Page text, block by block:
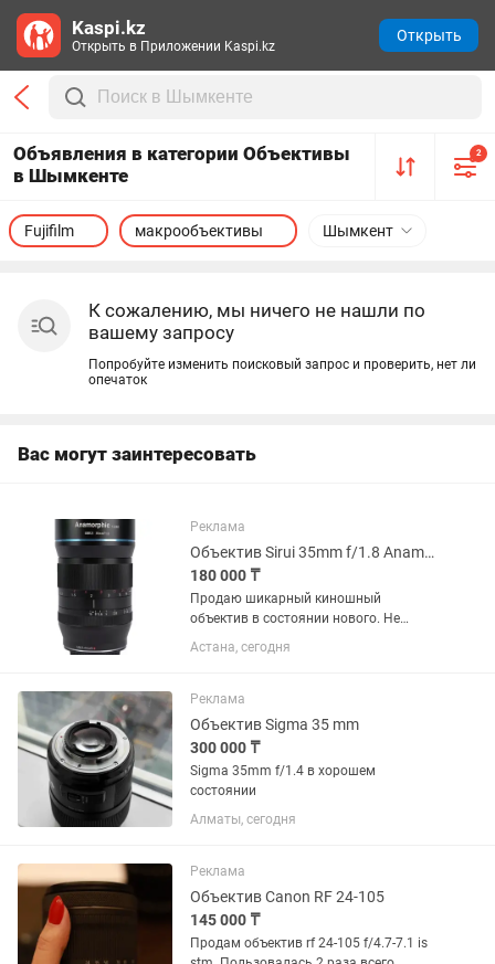
Объявления в категории Объективы
в Шымкенте
2
Шымкент
Fujifilm макрообъективы
К сожалению, мы ничего не нашли по
вашему запросу
Попробуйте изменить поисковый запрос и проверить, нет ли
опечаток
Вас могут заинтересовать
Реклама
Объектив Sirui 35mm f/1.8 Anamorphic 1.33x для Sony E
180 000 ₸
Продаю шикарный киношный
объектив в состоянии нового. Не
использовался. Родной чехол. Торг
есть, предлагайте цену - подумаем
1.33x для Sony E
Астана, сегодня
Реклама
Объектив Sigma 35 mm
300 000 ₸
Sigma 35mm f/1.4 в хорошем
состоянии
Алматы, сегодня
Реклама
Объектив Canon RF 24-105
145 000 ₸
Продам объектив rf 24-105 f/4.7-7.1 is
Kaspi.kz
Открыть в Приложении Kaspi.kz
Открыть